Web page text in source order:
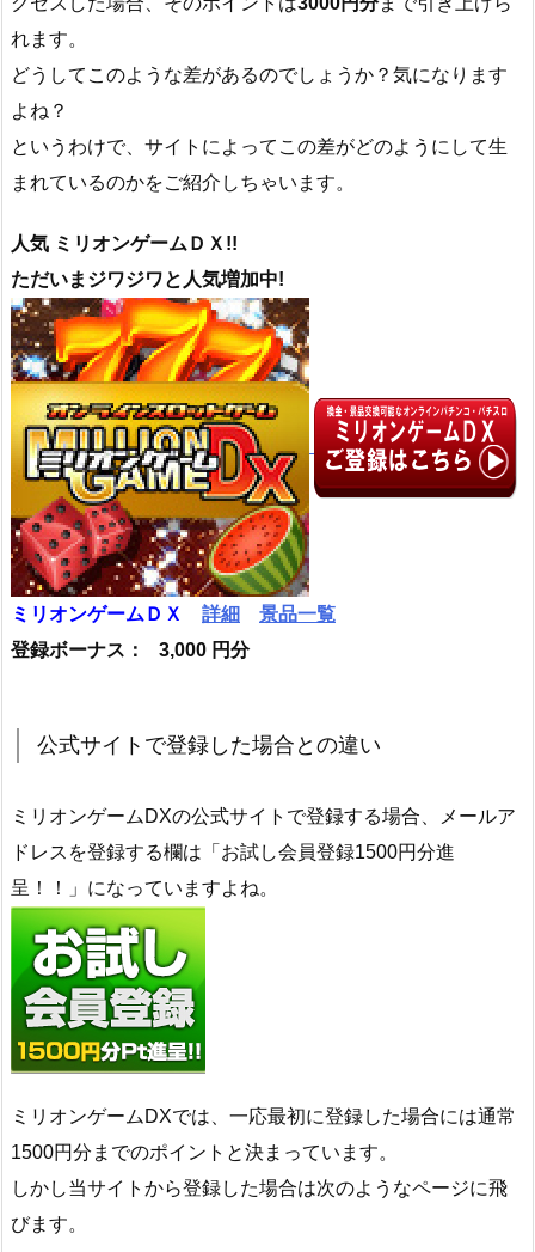
れます。
どうしてこのような差があるのでしょうか？気になります
よね？
というわけで、サイトによってこの差がどのようにして生
まれているのかをご紹介しちゃいます。
人気 ミリオンゲームＤＸ!!
ただいまジワジワと人気増加中!
ミリオンゲームＤＸ 詳細
景品一覧
登録ボーナス： 3,000 円分
公式サイトで登録した場合との違い
ミリオンゲームDXの公式サイトで登録する場合、メールア
ドレスを登録する欄は「お試し会員登録1500円分進
呈！！」になっていますよね。
ミリオンゲームDXでは、一応最初に登録した場合には通常
1500円分までのポイントと決まっています。
しかし当サイトから登録した場合は次のようなページに飛
びます。